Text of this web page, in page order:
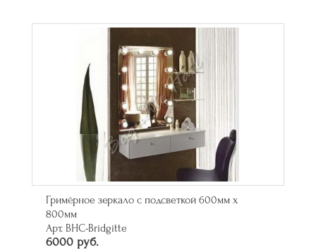
Гримёрное зеркало с подсветкой 600мм х
800мм
Арт. BHC-Bridgitte
6000 руб.